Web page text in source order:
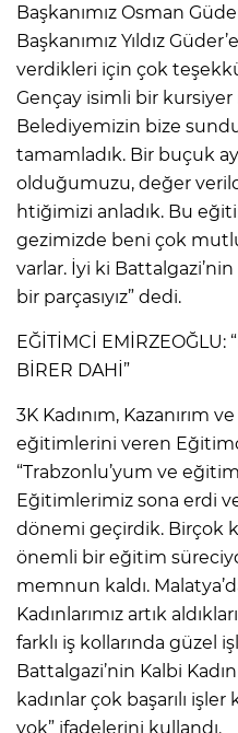
Başkanımız Osman
Başkanımız Yıldız
verdikleri için çok
Gençay isimli bir kursiyer
Belediyemizin bize
tamamladık. Bir buçuk
olduğumuzu, değer
htiğimizi anladık. Bu
gezimizde beni çok
varlar. İyi ki
bir parçasıyız” dedi.
EĞİTİMCİ EMİRZEOĞLU:
BİRER DAHİ”
3K Kadınım, Kazanırım
eğitimlerini veren
“Trabzonlu’yum ve
Eğitimlerimiz sona erdi
dönemi geçirdik. Birçok
önemli bir eğitim
memnun kaldı.
Kadınlarımız artık
farklı iş kollarında güzel
Battalgazi’nin Kalbi
kadınlar çok başarılı
yok” ifadelerini kullandı.